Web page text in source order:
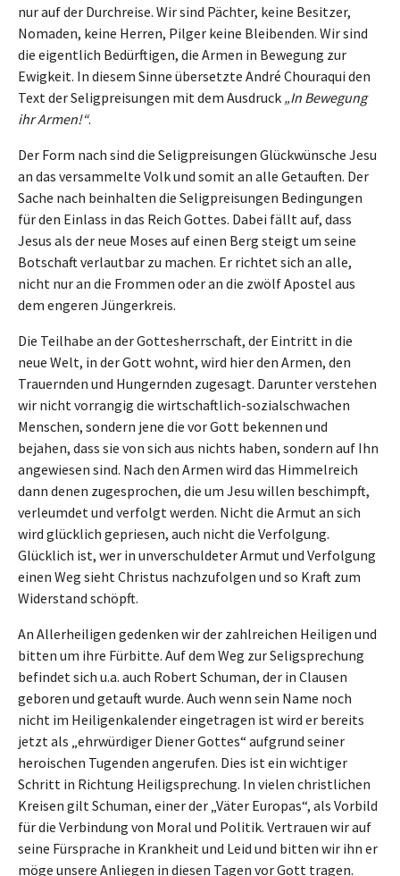
nur auf der Durchreise. Wir sind Pächter, keine Besitzer,
Nomaden, keine Herren, Pilger keine Bleibenden. Wir sind
die eigentlich Bedürftigen, die Armen in Bewegung zur
Ewigkeit. In diesem Sinne übersetzte André Chouraqui den
Text der Seligpreisungen mit dem Ausdruck „In Bewegung
ihr Armen!“.
Der Form nach sind die Seligpreisungen Glückwünsche Jesu
an das versammelte Volk und somit an alle Getauften. Der
Sache nach beinhalten die Seligpreisungen Bedingungen
für den Einlass in das Reich Gottes. Dabei fällt auf, dass
Jesus als der neue Moses auf einen Berg steigt um seine
Botschaft verlautbar zu machen. Er richtet sich an alle,
nicht nur an die Frommen oder an die zwölf Apostel aus
dem engeren Jüngerkreis.
Die Teilhabe an der Gottesherrschaft, der Eintritt in die
neue Welt, in der Gott wohnt, wird hier den Armen, den
Trauernden und Hungernden zugesagt. Darunter verstehen
wir nicht vorrangig die wirtschaftlich-sozialschwachen
Menschen, sondern jene die vor Gott bekennen und
bejahen, dass sie von sich aus nichts haben, sondern auf Ihn
angewiesen sind. Nach den Armen wird das Himmelreich
dann denen zugesprochen, die um Jesu willen beschimpft,
verleumdet und verfolgt werden. Nicht die Armut an sich
wird glücklich gepriesen, auch nicht die Verfolgung.
Glücklich ist, wer in unverschuldeter Armut und Verfolgung
einen Weg sieht Christus nachzufolgen und so Kraft zum
Widerstand schöpft.
An Allerheiligen gedenken wir der zahlreichen Heiligen und
bitten um ihre Fürbitte. Auf dem Weg zur Seligsprechung
befindet sich u.a. auch Robert Schuman, der in Clausen
geboren und getauft wurde. Auch wenn sein Name noch
nicht im Heiligenkalender eingetragen ist wird er bereits
jetzt als „ehrwürdiger Diener Gottes“ aufgrund seiner
heroischen Tugenden angerufen. Dies ist ein wichtiger
Schritt in Richtung Heiligsprechung. In vielen christlichen
Kreisen gilt Schuman, einer der „Väter Europas“, als Vorbild
für die Verbindung von Moral und Politik. Vertrauen wir auf
seine Fürsprache in Krankheit und Leid und bitten wir ihn er
möge unsere Anliegen in diesen Tagen vor Gott tragen.